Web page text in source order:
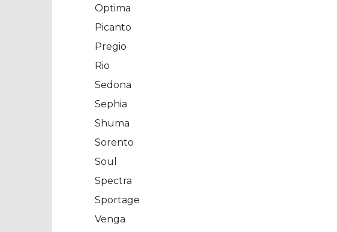
Optima
Picanto
Pregio
Rio
Sedona
Sephia
Shuma
Sorento
Soul
Spectra
Sportage
Venga